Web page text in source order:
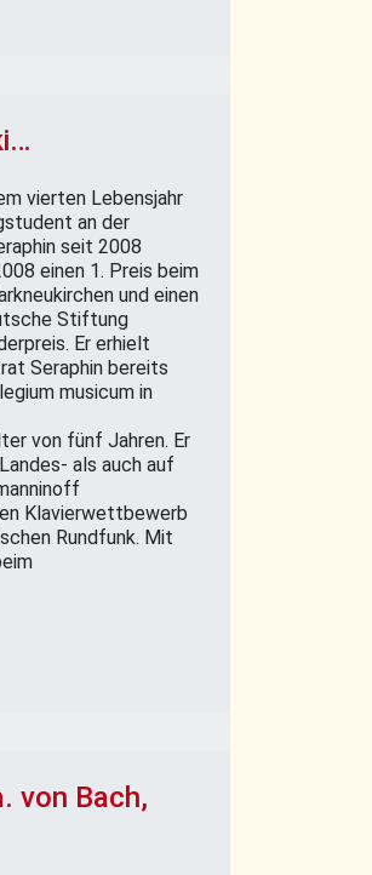
vierten Lebensjahr
an der
seit 2008
einen 1. Preis beim
und einen
Stiftung
Er erhielt
Seraphin bereits
musicum in
von fünf Jahren. Er
als auch auf
Klavierwettbewerb
Rundfunk. Mit
von Bach,